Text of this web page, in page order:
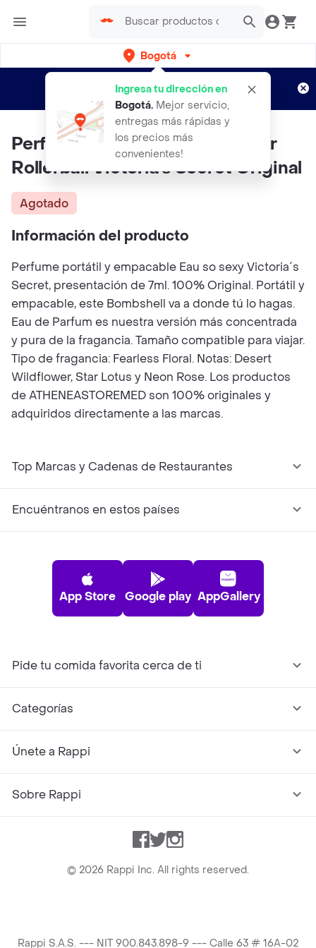
Bogotá
Ingresa tu dirección en
Bogotá. Mejor servicio,
entregas más rápidas y
los precios más
convenientes!
envíos gratis por semanas
Aplican TyC
Perfume Bombshell Wild Flower
Rollerball Victoria's Secret Original
Agotado
Información del producto
Perfume portátil y empacable Eau so sexy Victoria´s
Secret, presentación de 7ml. 100% Original. Portátil y
empacable, este Bombshell va a donde tú lo hagas.
Eau de Parfum es nuestra versión más concentrada
y pura de la fragancia. Tamaño compatible para viajar.
Tipo de fragancia: Fearless Floral. Notas: Desert
Wildflower, Star Lotus y Neon Rose. Los productos
de ATHENEASTOREMED son 100% originales y
adquiridos directamente a las marcas.
Top Marcas y Cadenas de Restaurantes
Encuéntranos en estos países
App Store Google play AppGallery
Pide tu comida favorita cerca de ti
Categorías
Únete a Rappi
Sobre Rappi
Facebook
TwitterInstagram
© 2026 Rappi Inc. All rights reserved.
Rappi S.A.S. --- NIT 900.843.898-9 --- Calle 63 # 16A-02